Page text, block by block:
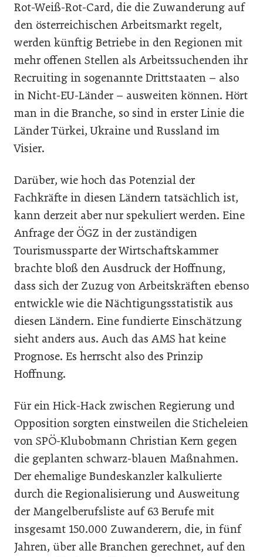
Rot-Weiß-Rot-Card, die die Zuwanderung auf
den österreichischen Arbeitsmarkt regelt,
werden künftig Betriebe in den Regionen mit
mehr offenen Stellen als Arbeitssuchenden ihr
Recruiting in sogenannte Drittstaaten – also
in Nicht-EU-Länder – ausweiten können. Hört
man in die Branche, so sind in erster Linie die
Länder Türkei, Ukraine und Russland im
Visier.
Darüber, wie hoch das Potenzial der
Fachkräfte in diesen Ländern tatsächlich ist,
kann derzeit aber nur spekuliert werden. Eine
Anfrage der ÖGZ in der zuständigen
Tourismussparte der Wirtschaftskammer
brachte bloß den Ausdruck der Hoffnung,
dass sich der Zuzug von Arbeitskräften ebenso
entwickle wie die Nächtigungsstatistik aus
diesen Ländern. Eine fundierte Einschätzung
sieht anders aus. Auch das AMS hat keine
Prognose. Es herrscht also des Prinzip
Hoffnung.
Für ein Hick-Hack zwischen Regierung und
Opposition sorgten einstweilen die Sticheleien
von SPÖ-Klubobmann Christian Kern gegen
die geplanten schwarz-blauen Maßnahmen.
Der ehemalige Bundeskanzler kalkulierte
durch die Regionalisierung und Ausweitung
der Mangelberufsliste auf 63 Berufe mit
insgesamt 150.000 Zuwanderern, die, in fünf
Jahren, über alle Branchen gerechnet, auf den